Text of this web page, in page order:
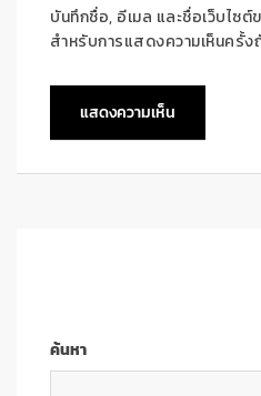
บันทึกชื่อ, อีเมล และชื่อเว็บไซต์
สำหรับการแสดงความเห็นครั้ง
ค้นหา